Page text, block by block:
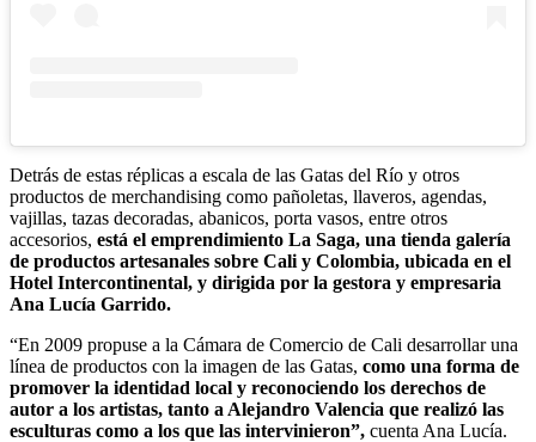
Detrás de estas réplicas a escala de las Gatas del Río y otros
productos de merchandising como pañoletas, llaveros, agendas,
vajillas, tazas decoradas, abanicos, porta vasos, entre otros
accesorios, está el emprendimiento La Saga, una tienda galería
de productos artesanales sobre Cali y Colombia, ubicada en el
Hotel Intercontinental, y dirigida por la gestora y empresaria
Ana Lucía Garrido.
“En 2009 propuse a la Cámara de Comercio de Cali desarrollar una
línea de productos con la imagen de las Gatas, como una forma de
promover la identidad local y reconociendo los derechos de
autor a los artistas, tanto a Alejandro Valencia que realizó las
esculturas como a los que las intervinieron”, cuenta Ana Lucía.